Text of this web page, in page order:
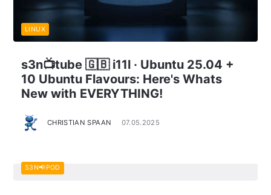
s3n📺tube 🇬🇧 i11l · Ubuntu 25.04 +
10 Ubuntu Flavours: Here's Whats
New with EVERYTHING!
CHRISTIAN SPAAN 07.05.2025
LINUX
S3N📢POD